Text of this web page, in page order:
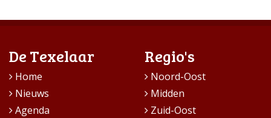
De Texelaar
Home
Nieuws
Agenda
Regio's
Noord-Oost
Midden
Zuid-Oost